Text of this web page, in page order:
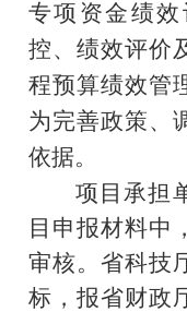
专项资金绩
控、绩效评价
程预算绩效管
为完善政策、
依据。
项目承担
目申报材料中
审核。省科技
标，报省财政